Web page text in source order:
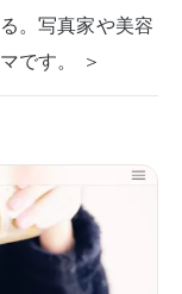
。写真家や美容
です。 ＞